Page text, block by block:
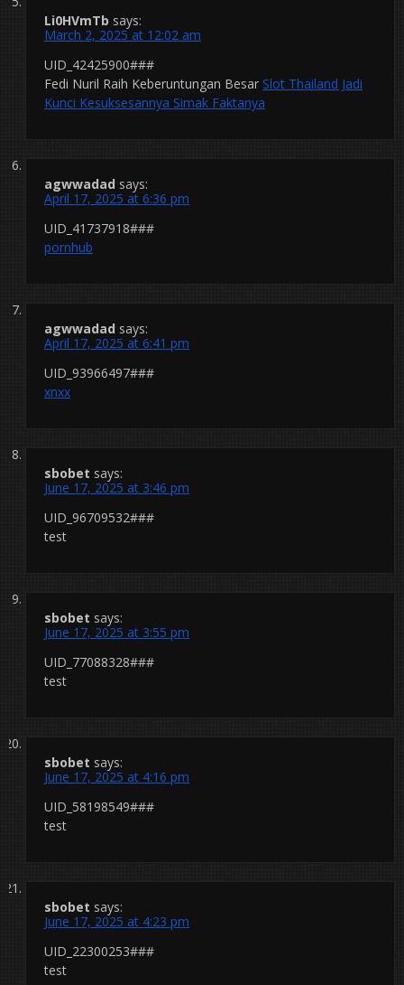
Li0HVmTb says:
March 2, 2025 at 12:02 am
UID_42425900###
Fedi Nuril Raih Keberuntungan Besar Slot Thailand Jadi
Kunci Kesuksesannya Simak Faktanya
agwwadad says:
April 17, 2025 at 6:36 pm
UID_41737918###
pornhub
agwwadad says:
April 17, 2025 at 6:41 pm
UID_93966497###
xnxx
sbobet says:
June 17, 2025 at 3:46 pm
UID_96709532###
test
sbobet says:
June 17, 2025 at 3:55 pm
UID_77088328###
test
sbobet says:
June 17, 2025 at 4:16 pm
UID_58198549###
test
sbobet says:
June 17, 2025 at 4:23 pm
UID_22300253###
test